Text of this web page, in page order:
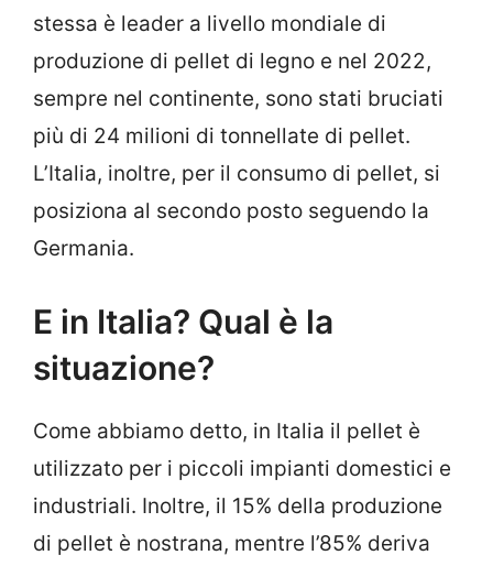
stessa è leader a livello mondiale di
produzione di pellet di legno e nel 2022,
sempre nel continente, sono stati bruciati
più di 24 milioni di tonnellate di pellet.
L’Italia, inoltre, per il consumo di pellet, si
posiziona al secondo posto seguendo la
Germania.
E in Italia? Qual è la
situazione?
Come abbiamo detto, in Italia il pellet è
utilizzato per i piccoli impianti domestici e
industriali. Inoltre, il 15% della produzione
di pellet è nostrana, mentre l’85% deriva